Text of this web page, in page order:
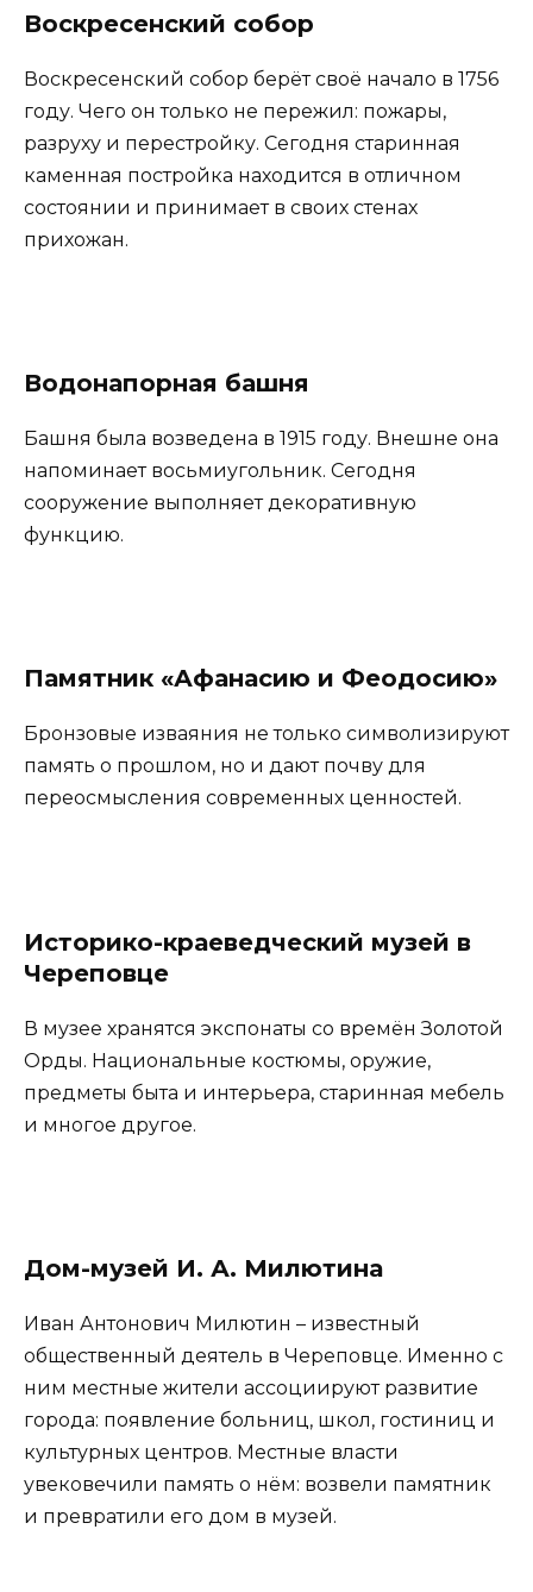
Воскресенский собор
Воскресенский собор берёт своё начало в 1756
году. Чего он только не пережил: пожары,
разруху и перестройку. Сегодня старинная
каменная постройка находится в отличном
состоянии и принимает в своих стенах
прихожан.
Водонапорная башня
Башня была возведена в 1915 году. Внешне она
напоминает восьмиугольник. Сегодня
сооружение выполняет декоративную
функцию.
Памятник «Афанасию и Феодосию»
Бронзовые изваяния не только символизируют
память о прошлом, но и дают почву для
переосмысления современных ценностей.
Историко-краеведческий музей в
Череповце
В музее хранятся экспонаты со времён Золотой
Орды. Национальные костюмы, оружие,
предметы быта и интерьера, старинная мебель
и многое другое.
Дом-музей И. А. Милютина
Иван Антонович Милютин – известный
общественный деятель в Череповце. Именно с
ним местные жители ассоциируют развитие
города: появление больниц, школ, гостиниц и
культурных центров. Местные власти
увековечили память о нём: возвели памятник
и превратили его дом в музей.